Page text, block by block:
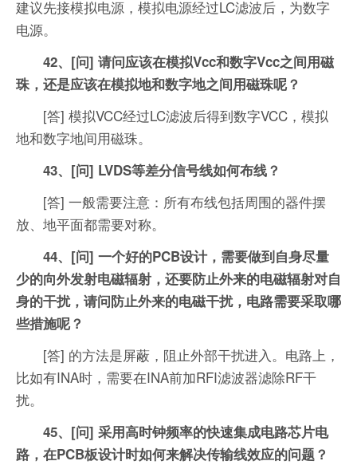
建议先接模拟电源，模拟电源经过LC滤波后，为数字
电源。
42、[问] 请问应该在模拟Vcc和数字Vcc之间用磁
珠，还是应该在模拟地和数字地之间用磁珠呢？
[答] 模拟VCC经过LC滤波后得到数字VCC，模拟
地和数字地间用磁珠。
43、[问] LVDS等差分信号线如何布线？
[答] 一般需要注意：所有布线包括周围的器件摆
放、地平面都需要对称。
44、[问] 一个好的PCB设计，需要做到自身尽量
少的向外发射电磁辐射，还要防止外来的电磁辐射对自
身的干扰，请问防止外来的电磁干扰，电路需要采取哪
些措施呢？
[答] 的方法是屏蔽，阻止外部干扰进入。电路上，
比如有INA时，需要在INA前加RFI滤波器滤除RF干
扰。
45、[问] 采用高时钟频率的快速集成电路芯片电
路，在PCB板设计时如何来解决传输线效应的问题？